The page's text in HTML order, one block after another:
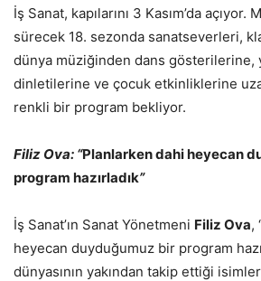
İş Sanat, kapılarını 3 Kasım’da açıyor.
sürecek 18. sezonda sanatseverleri,
dünya müziğinden dans
dinletilerine ve çocuk etkinliklerine
renkli bir program bekliyor.
Filiz Ova: “Planlarken dahi heyecan
program hazırladık”
İş Sanat’ın Sanat Yönetmeni Filiz Ova,
heyecan duyduğumuz bir program
dünyasının yakından takip ettiği